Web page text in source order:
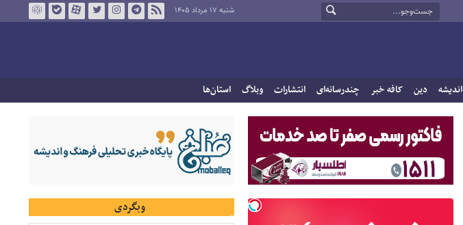
شنبه ۱۷ مرداد ۱۴۰۵
اندیشه دین کافه خبر چندرسانه‌ای انتشارات وبلاگ استان‌ها
وبگردی